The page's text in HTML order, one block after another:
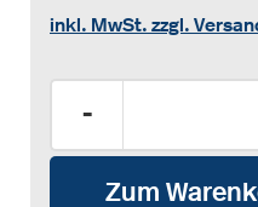
inkl. MwSt. zzgl.
-
Zum